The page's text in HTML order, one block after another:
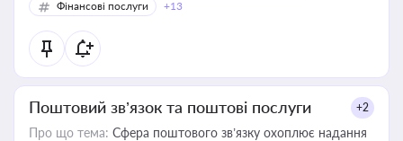
Фінансові послуги
+13
Поштовий зв’язок та поштові послуги +2
Про що тема: Сфера поштового зв’язку охоплює надання